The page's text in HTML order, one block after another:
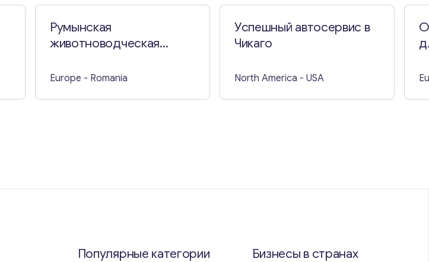
Румынская
животноводческая
Europe - Romania
Успешный автосервис в
Чикаго
North America - USA
Популярные категории Бизнесы в странах